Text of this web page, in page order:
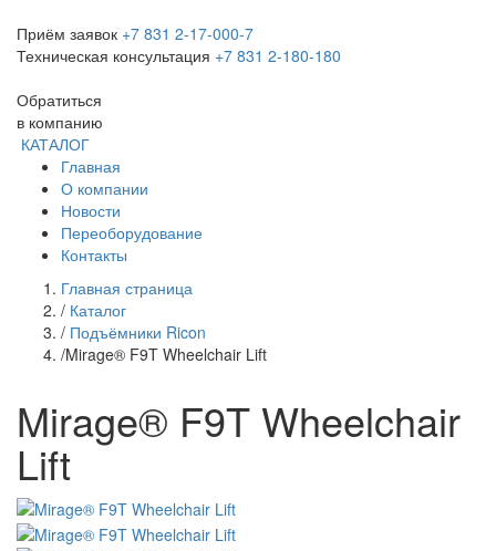
Приём заявок +7 831 2-17-000-7
Техническая консультация +7 831 2-180-180
Обратиться
в компанию
КАТАЛОГ
Главная
О компании
Новости
Переоборудование
Контакты
Главная страница
/ Каталог
/ Подъёмники Ricon
/Mirage® F9T Wheelchair Lift
Mirage® F9T Wheelchair
Lift